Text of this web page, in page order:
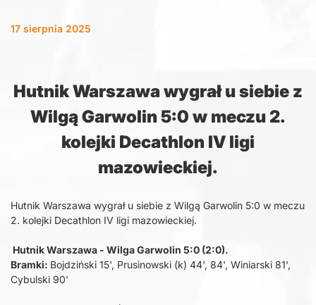
17 sierpnia 2025
Hutnik Warszawa wygrał u siebie z
Wilgą Garwolin 5:0 w meczu 2.
kolejki Decathlon IV ligi
mazowieckiej.
Hutnik Warszawa wygrał u siebie z Wilgą Garwolin 5:0 w meczu
2. kolejki Decathlon IV ligi mazowieckiej.
Hutnik Warszawa - Wilga Garwolin 5:0 (2:0).
Bramki: Bojdziński 15', Prusinowski (k) 44', 84', Winiarski 81',
Cybulski 90'